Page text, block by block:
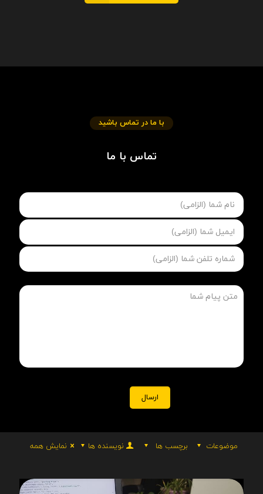
با ما در تماس باشید
تماس با ما
موضوعات برچسب ها نویسنده ها نمایش همه